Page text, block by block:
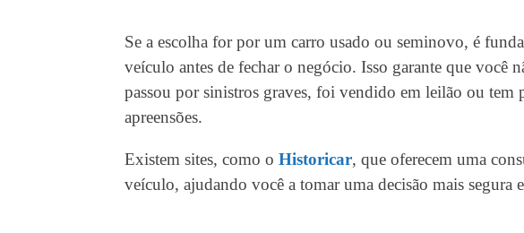
Se a escolha for por um carro usado ou seminovo, é
veículo antes de fechar o negócio. Isso garante que você
passou por sinistros graves, foi vendido em leilão ou tem
apreensões.
Existem sites, como o Historicar, que oferecem uma
veículo, ajudando você a tomar uma decisão mais segura